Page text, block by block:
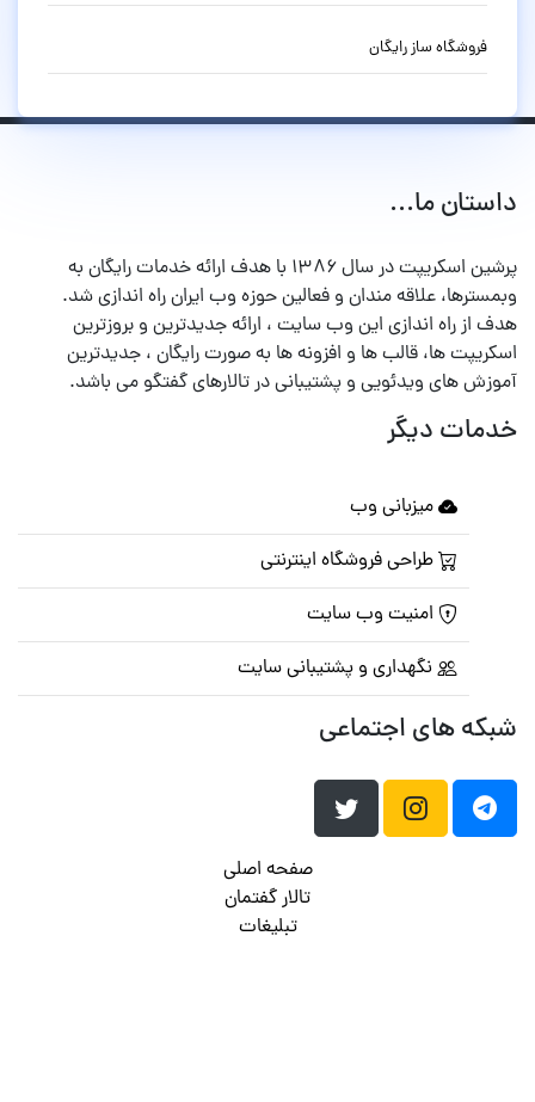
فروشگاه ساز رایگان
داستان ما...
پرشین اسکریپت در سال ۱۳۸۶ با هدف ارائه خدمات رایگان به
وبمسترها، علاقه مندان و فعالین حوزه وب ایران راه اندازی شد.
هدف از راه اندازی این وب سایت ، ارائه جدیدترین و بروزترین
اسکریپت ها، قالب ها و افزونه ها به صورت رایگان ، جدیدترین
آموزش های ویدئویی و پشتیبانی در تالارهای گفتگو می باشد.
خدمات دیگر
میزبانی وب
طراحی فروشگاه اینترنتی
امنیت وب سایت
نگهداری و پشتیبانی سایت
شبکه های اجتماعی
صفحه اصلی
تالار گفتمان
تبلیغات